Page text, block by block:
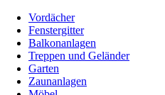
Vordächer
Fenstergitter
Balkonanlagen
Treppen und Geländer
Garten
Zaunanlagen